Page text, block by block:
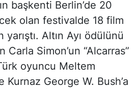
başkenti Berlin’de 20
olan festivalde 18 film
yarıştı. Altın Ayı ödülünü
Simon’un “Alcarras”
oyuncu Meltem
Kurnaz George W. Bush’a